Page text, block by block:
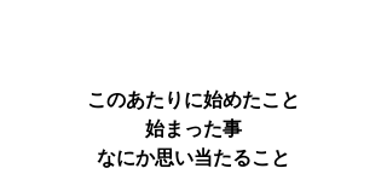
このあたりに始めたこと
始まった事
なにか思い当たること